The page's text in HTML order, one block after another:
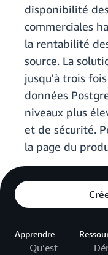
disponibilité
commerciales
la rentabilité
source. La
jusqu'à trois
données
niveaux plus
et de sécurité.
la page du
Apprendre
Qu’est-